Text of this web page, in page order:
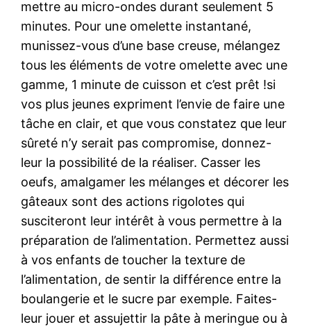
mettre au micro-ondes durant seulement 5
minutes. Pour une omelette instantané,
munissez-vous d’une base creuse, mélangez
tous les éléments de votre omelette avec une
gamme, 1 minute de cuisson et c’est prêt !si
vos plus jeunes expriment l’envie de faire une
tâche en clair, et que vous constatez que leur
sûreté n’y serait pas compromise, donnez-
leur la possibilité de la réaliser. Casser les
oeufs, amalgamer les mélanges et décorer les
gâteaux sont des actions rigolotes qui
susciteront leur intérêt à vous permettre à la
préparation de l’alimentation. Permettez aussi
à vos enfants de toucher la texture de
l’alimentation, de sentir la différence entre la
boulangerie et le sucre par exemple. Faites-
leur jouer et assujettir la pâte à meringue ou à